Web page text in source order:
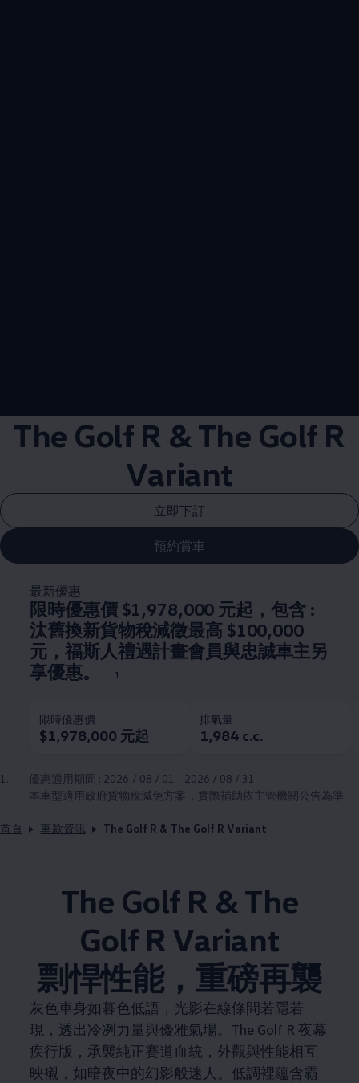
The Golf R & The Golf R
Variant​
立即下訂
預約賞車
最新優惠
限時優惠價 $1,978,000 元起，包含 :
汰舊換新貨物稅減徵最高 $100,000
元，福斯人禮遇計畫會員與忠誠車主另
享優惠。
1
限時優惠價
$1,978,000 元起
排氣量
1,984 c.c.
1.
優惠適用期間 : 2026 / 08 / 01 - 2026 / 08 / 31
本車型適用政府貨物稅減免方案，實際補助依主管機關公告為準
首頁 車款資訊 The Golf R & The Golf R Variant​
The Golf R & The
Golf R Variant​
剽悍性能，重磅再襲
灰色車身如暮色低語，光影在線條間若隱若
現，透出冷冽力量與優雅氣場。The Golf R 夜幕
疾行版，承襲純正賽道血統，外觀與性能相互
映襯，如暗夜中的幻影般迷人。低調裡蘊含霸